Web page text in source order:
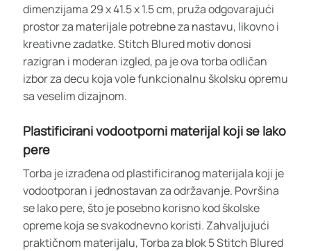
dimenzijama 29 x 41.5 x 1.5 cm, pruža odgovarajući
prostor za materijale potrebne za nastavu, likovno i
kreativne zadatke. Stitch Blured motiv donosi
razigran i moderan izgled, pa je ova torba odličan
izbor za decu koja vole funkcionalnu školsku opremu
sa veselim dizajnom.
Plastificirani vodootporni materijal koji se lako
pere
Torba je izrađena od plastificiranog materijala koji je
vodootporan i jednostavan za održavanje. Površina
se lako pere, što je posebno korisno kod školske
opreme koja se svakodnevno koristi. Zahvaljujući
praktičnom materijalu, Torba za blok 5 Stitch Blured